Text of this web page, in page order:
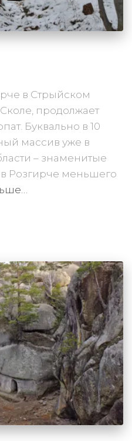
в Стрыйском
продолжает
Буквально в 10
массив уже в
– знаменитые
Розгирче меньшего